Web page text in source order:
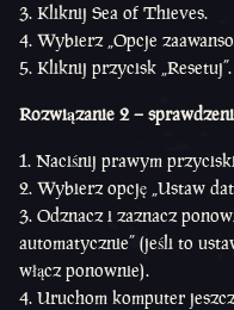
Kliknij Sea of Thieves.
Wybierz „Opcje
Kliknij przycisk „Resetuj”.
Rozwiązanie 2 –
Naciśnij prawym
Wybierz opcję „Ustaw
Odznacz i zaznacz
automatycznie” (jeśli to
włącz ponownie).
Uruchom komputer